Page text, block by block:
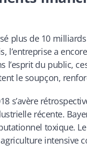
plus de 10
l’entreprise a
l’esprit du public,
le soupçon,
s’avère
récente.
toxique.
intensive